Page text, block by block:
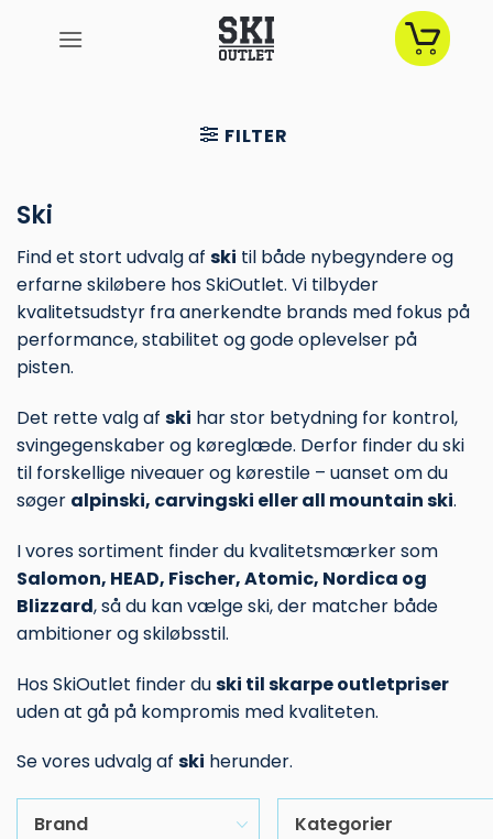
FILTER
Ski
Find et stort udvalg af ski til både nybegyndere og
erfarne skiløbere hos SkiOutlet. Vi tilbyder
kvalitetsudstyr fra anerkendte brands med fokus på
performance, stabilitet og gode oplevelser på
pisten.
Det rette valg af ski har stor betydning for kontrol,
svingegenskaber og køreglæde. Derfor finder du ski
til forskellige niveauer og kørestile – uanset om du
søger alpinski, carvingski eller all mountain ski.
I vores sortiment finder du kvalitetsmærker som
Salomon, HEAD, Fischer, Atomic, Nordica og
Blizzard, så du kan vælge ski, der matcher både
ambitioner og skiløbsstil.
Hos SkiOutlet finder duski til skarpe outletpriser
uden at gå på kompromis med kvaliteten.
Se vores udvalg af ski herunder.
Brand Kategorier